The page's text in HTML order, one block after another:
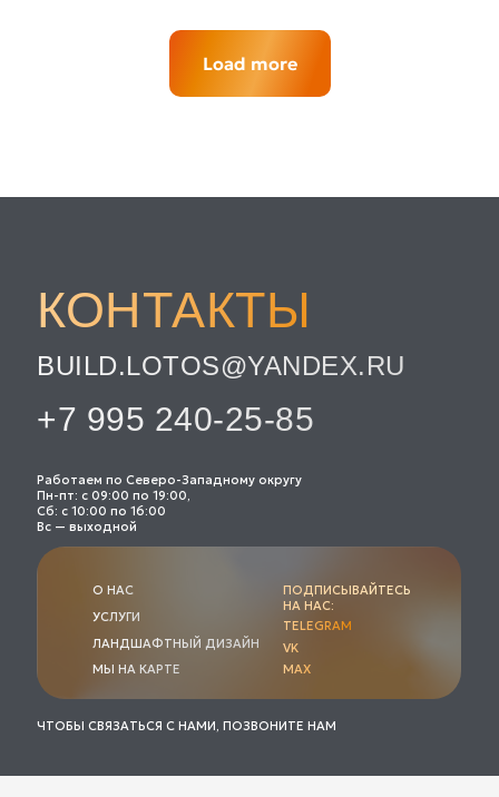
Load more
ПОДПИСЫВАЙТЕСЬ
НА НАС:
VK
MAX
TELEGRAM
МЫ НА КАРТЕ
ЛАНДШАФТНЫЙ ДИЗАЙН
УСЛУГИ
О НАС
Работаем по Северо-Западному округу
Пн-пт: с 09:00 по 19:00,
Сб: с 10:00 по 16:00
Вс — выходной
ЧТОБЫ СВЯЗАТЬСЯ С НАМИ, ПОЗВОНИТЕ НАМ
+7 995 240-25-85
BUILD.LOTOS@YANDEX.RU
КОНТАКТЫ